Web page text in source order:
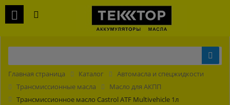
Главная страница Каталог
Автомасла и спецжидкости
Трансмиссионные масла
Масло для АКПП
Трансмиссионное масло Castrol ATF Multivehicle 1л